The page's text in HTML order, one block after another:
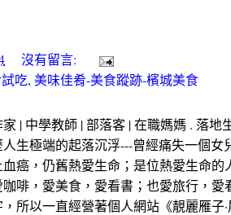
沒有留言:
吃, 美味佳肴-美食蹤跡-檳城美食
家 | 中學教師 | 部落客 | 在職媽媽 . 落
生極端的起落沉浮---曾經痛失一個女
癌，仍舊熱愛生命；是位熱愛生命的
啡，愛美食，愛看書；也愛旅行，愛
所以一直經營著個人網站《靚麗雁子